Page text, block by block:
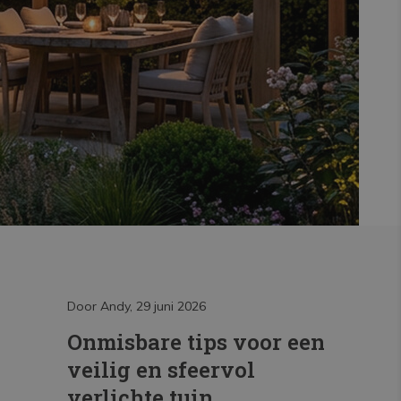
Door Andy, 29 juni 2026
Onmisbare tips voor een
veilig en sfeervol